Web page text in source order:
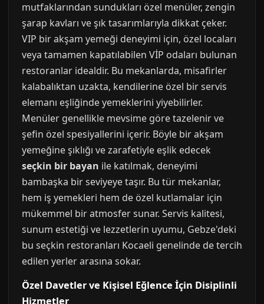
mutfaklarından sundukları özel menüler, zengin
şarap kavları ve şık tasarımlarıyla dikkat çeker.
VIP bir akşam yemeği deneyimi için, özel locaları
veya tamamen kapatılabilen VİP odaları bulunan
restoranlar idealdir. Bu mekanlarda, misafirler
kalabalıktan uzakta, kendilerine özel bir servis
elemanı eşliğinde yemeklerini yiyebilirler.
Menüler genellikle mevsime göre tazelenir ve
şefin özel spesiyallerini içerir. Böyle bir akşam
yemeğine şıklığı ve zarafetiyle eşlik edecek
seçkin bir bayan ile katılmak, deneyimi
bambaşka bir seviyeye taşır. Bu tür mekanlar,
hem iş yemekleri hem de özel kutlamalar için
mükemmel bir atmosfer sunar. Servis kalitesi,
sunum estetiği ve lezzetlerin uyumu, Gebze'deki
bu seçkin restoranları Kocaeli genelinde de tercih
edilen yerler arasına sokar.
Özel Davetler ve Kişisel Eğlence İçin Disiplinli
Hizmetler